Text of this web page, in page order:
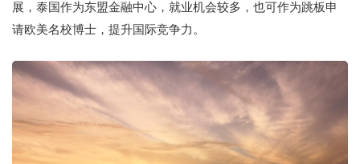
展，泰国作为东盟金融中心，就业机会较多，也可作为跳板申
请欧美名校博士，提升国际竞争力。